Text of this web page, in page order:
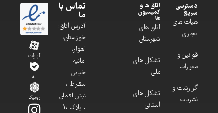
دسترسی
سریع
هیات های
تجاری
قوانین و
مقررات
گزارشات و
نشریات
اتاق ها و
کمیسیون
ها
اتاق های
شهرستان
تشکل های
ملی
تشکل های
استانی
تماس با
ما
آدرس اتاق:
خوزستان،
اهواز،
امانیه
خیابان
سقراط ،
نبش لقمان
، پلاک 10
آپارات
بله
روبیکا